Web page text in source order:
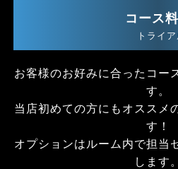
コース
トライ
お客様のお好みに合ったコー
す。
当店初めての方にもオススメ
す！
オプションはルーム内で担当
します。